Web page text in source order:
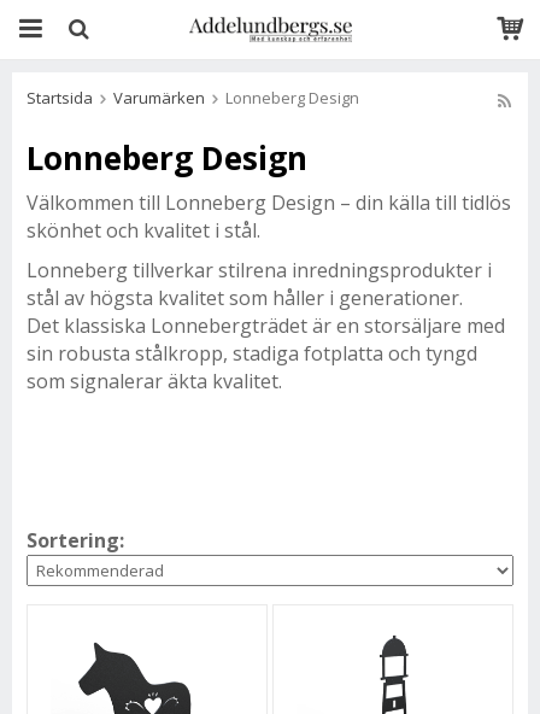
Startsida Varumärken Lonneberg Design
Lonneberg Design
Välkommen till Lonneberg Design – din källa till tidlös
skönhet och kvalitet i stål.
Lonneberg tillverkar stilrena inredningsprodukter i
stål av högsta kvalitet som håller i generationer.
Det klassiska Lonnebergträdet är en storsäljare med
sin robusta stålkropp, stadiga fotplatta och tyngd
som signalerar äkta kvalitet.
Sortering: